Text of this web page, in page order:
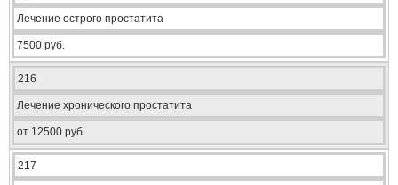
Лечение острого простатита
7500 руб.
216
Лечение хронического простатита
от 12500 руб.
217